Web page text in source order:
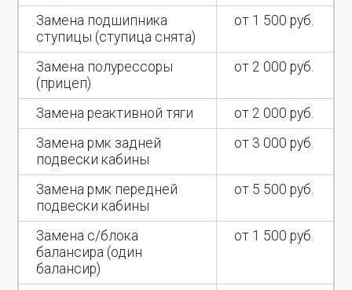
Замена подшипника
ступицы (ступица снята)
от 1 500 руб.
Замена полурессоры
(прицеп)
от 2 000 руб.
Замена реактивной тяги
от 2 000 руб.
Замена рмк задней
подвески кабины
от 3 000 руб.
Замена рмк передней
подвески кабины
от 5 500 руб.
Замена с/блока
балансира (один
балансир)
от 1 500 руб.